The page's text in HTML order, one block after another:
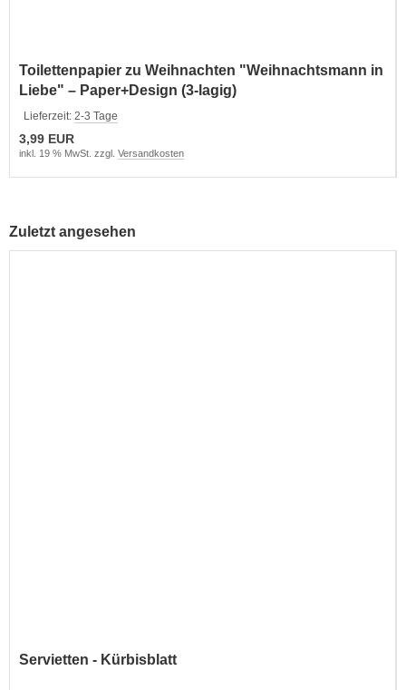
Toilettenpapier zu Weihnachten "Weihnachtsmann in
Liebe" – Paper+Design (3-lagig)
Lieferzeit: 2-3 Tage
3,99 EUR
inkl. 19 % MwSt. zzgl. Versandkosten
Zuletzt angesehen
Servietten - Kürbisblatt